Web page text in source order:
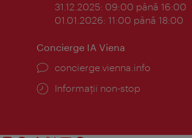
31.12.2025: 09:00 până 16:00
01.01.2026: 11:00 până 18:00
Concierge IA Viena
concierge.vienna.info
Informații non-stop